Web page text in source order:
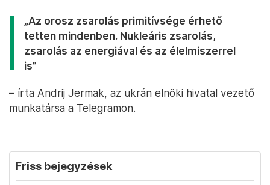
„Az orosz zsarolás primitívsége érhető
tetten mindenben. Nukleáris zsarolás,
zsarolás az energiával és az élelmiszerrel
is”
– írta Andrij Jermak, az ukrán elnöki hivatal vezető
munkatársa a Telegramon.
Friss bejegyzések